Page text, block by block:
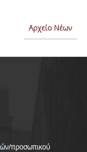
Αρχείο Νέων
προσωπικού